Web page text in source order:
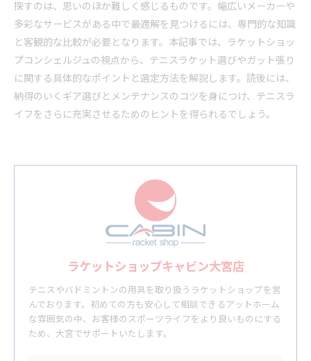
探すのは、思いのほか難しく感じるものです。幅広いメーカーや
多彩なサービスがある中で最適解を見つけるには、専門的な知識
と客観的な比較が必要となります。本記事では、ラケットショッ
プコンシェルジュの視点から、テニスラケット選びやガット張り
に関する具体的なポイントと選定方法を解説します。読後には、
納得のいくギア選びとメンテナンスのコツを身につけ、テニスラ
イフをさらに充実させるためのヒントを得られるでしょう。
ラケットショップキャビン大宮店
テニスやバドミントンの用具を取り扱うラケットショップを営
んでおります。初めての方も安心して相談できるアットホーム
な雰囲気の中、お客様のスポーツライフをより良いものにする
ため、大宮でサポートいたします。